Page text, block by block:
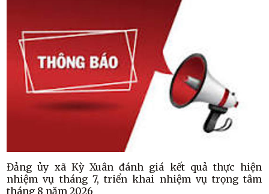
Đảng ủy xã Kỳ Xuân đánh giá kết quả thực hiện
nhiệm vụ tháng 7, triển khai nhiệm vụ trọng tâm
tháng 8 năm 2026